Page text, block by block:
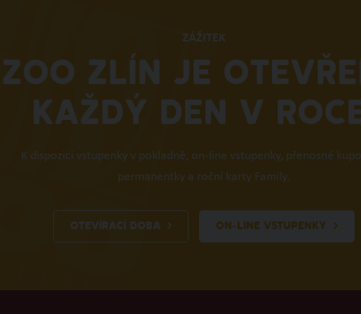
ZÁŽITEK
ZOO ZLÍN JE
KAŽDÝ DEN V
K dispozici vstupenky v pokladně, on-line vstupenky, přenosné
permanentky a roční karty Family.
OTEVÍRACÍ DOBA ON-LINE VSTUPENKY